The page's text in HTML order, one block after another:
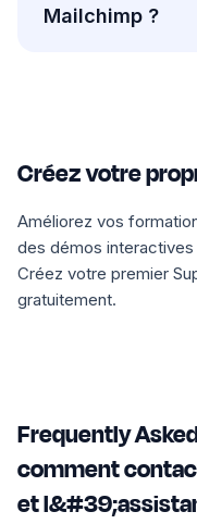
Mailchimp ?
Créez votre
Améliorez vos
des démos
Créez votre premier
gratuitement.
Frequently
comment
et